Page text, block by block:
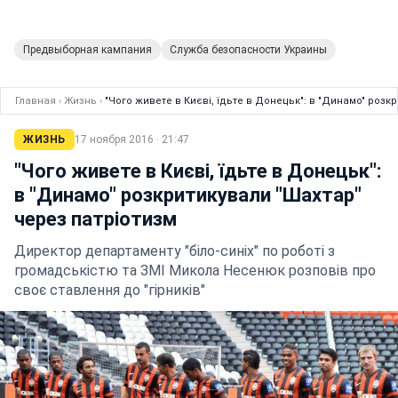
Предвыборная кампания Служба безопасности Украины
Главная › Жизнь › "Чого живете в Києві, їдьте в Донецьк": в "Динамо"
ЖИЗНЬ 17 ноября 2016 · 21:47
"Чого живете в Києві, їдьте в Донецьк":
в "Динамо" розкритикували "Шахтар"
через патріотизм
Директор департаменту "біло-синіх" по роботі з
громадськістю та ЗМІ Микола Несенюк розповів про
своє ставлення до "гірників"